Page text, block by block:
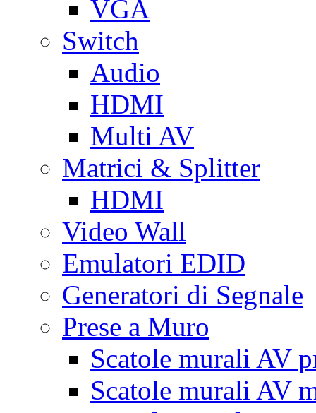
VGA
Switch
Audio
HDMI
Multi AV
Matrici & Splitter
HDMI
Video Wall
Emulatori EDID
Generatori di Segnale
Prese a Muro
Scatole murali AV
Scatole murali AV